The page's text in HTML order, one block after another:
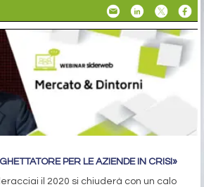
PER LE AZIENDE IN CRISI»
il 2020 si chiuderà con un calo